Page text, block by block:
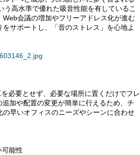
高水準で優れた吸音性能を有しているこ
会議の増加やフリーアドレス化が進む
サポートし、「音のストレス」を心地よ
必要とせず、必要な場所に置くだけでフレ
加や配置の変更が簡単に行えるため、チ
早いオフィスのニーズやシーンに合わせ
能性